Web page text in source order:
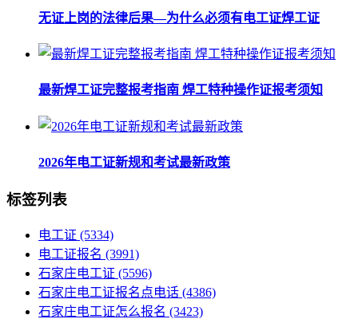
无证上岗的法律后果—为什么必须有电工证焊工证
最新焊工证完整报考指南 焊工特种操作证报考须知
2026年电工证新规和考试最新政策
标签列表
电工证 (5334)
电工证报名 (3991)
石家庄电工证 (5596)
石家庄电工证报名点电话 (4386)
石家庄电工证怎么报名 (3423)